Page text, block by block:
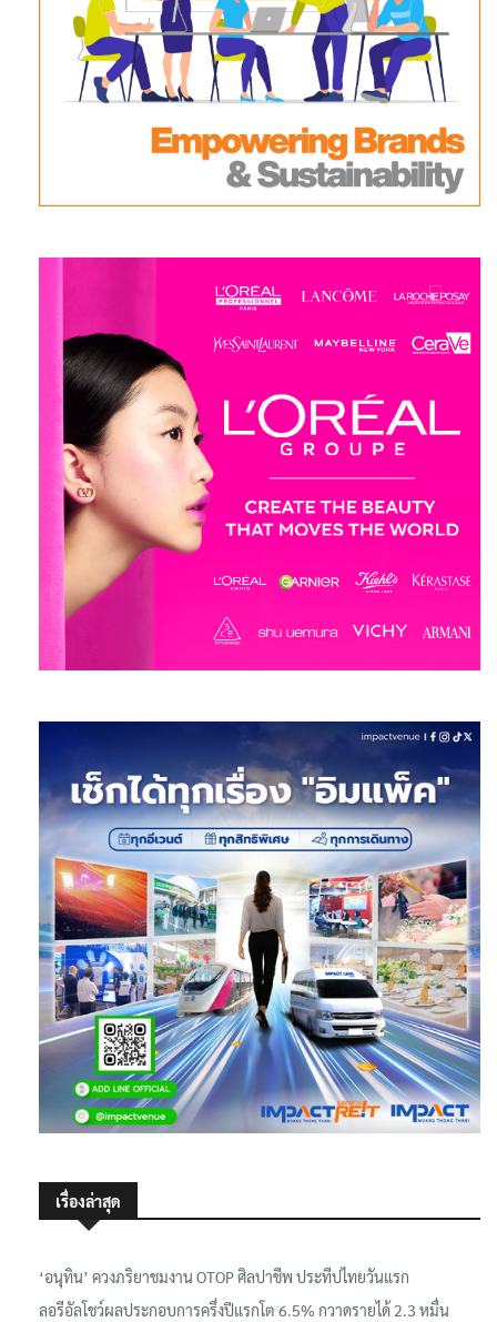
เรื่องล่าสุด
‘อนุทิน’ ควงภริยาชมงาน OTOP ศิลปาชีพ ประทีปไทยวันแรก
ลอรีอัลโชว์ผลประกอบการครึ่งปีแรกโต 6.5% กวาดรายได้ 2.3 หมื่น